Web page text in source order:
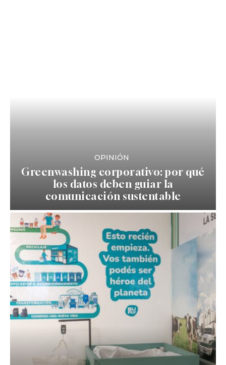
OPINIÓN
Greenwashing corporativo: por qué
los datos deben guiar la
comunicación sustentable